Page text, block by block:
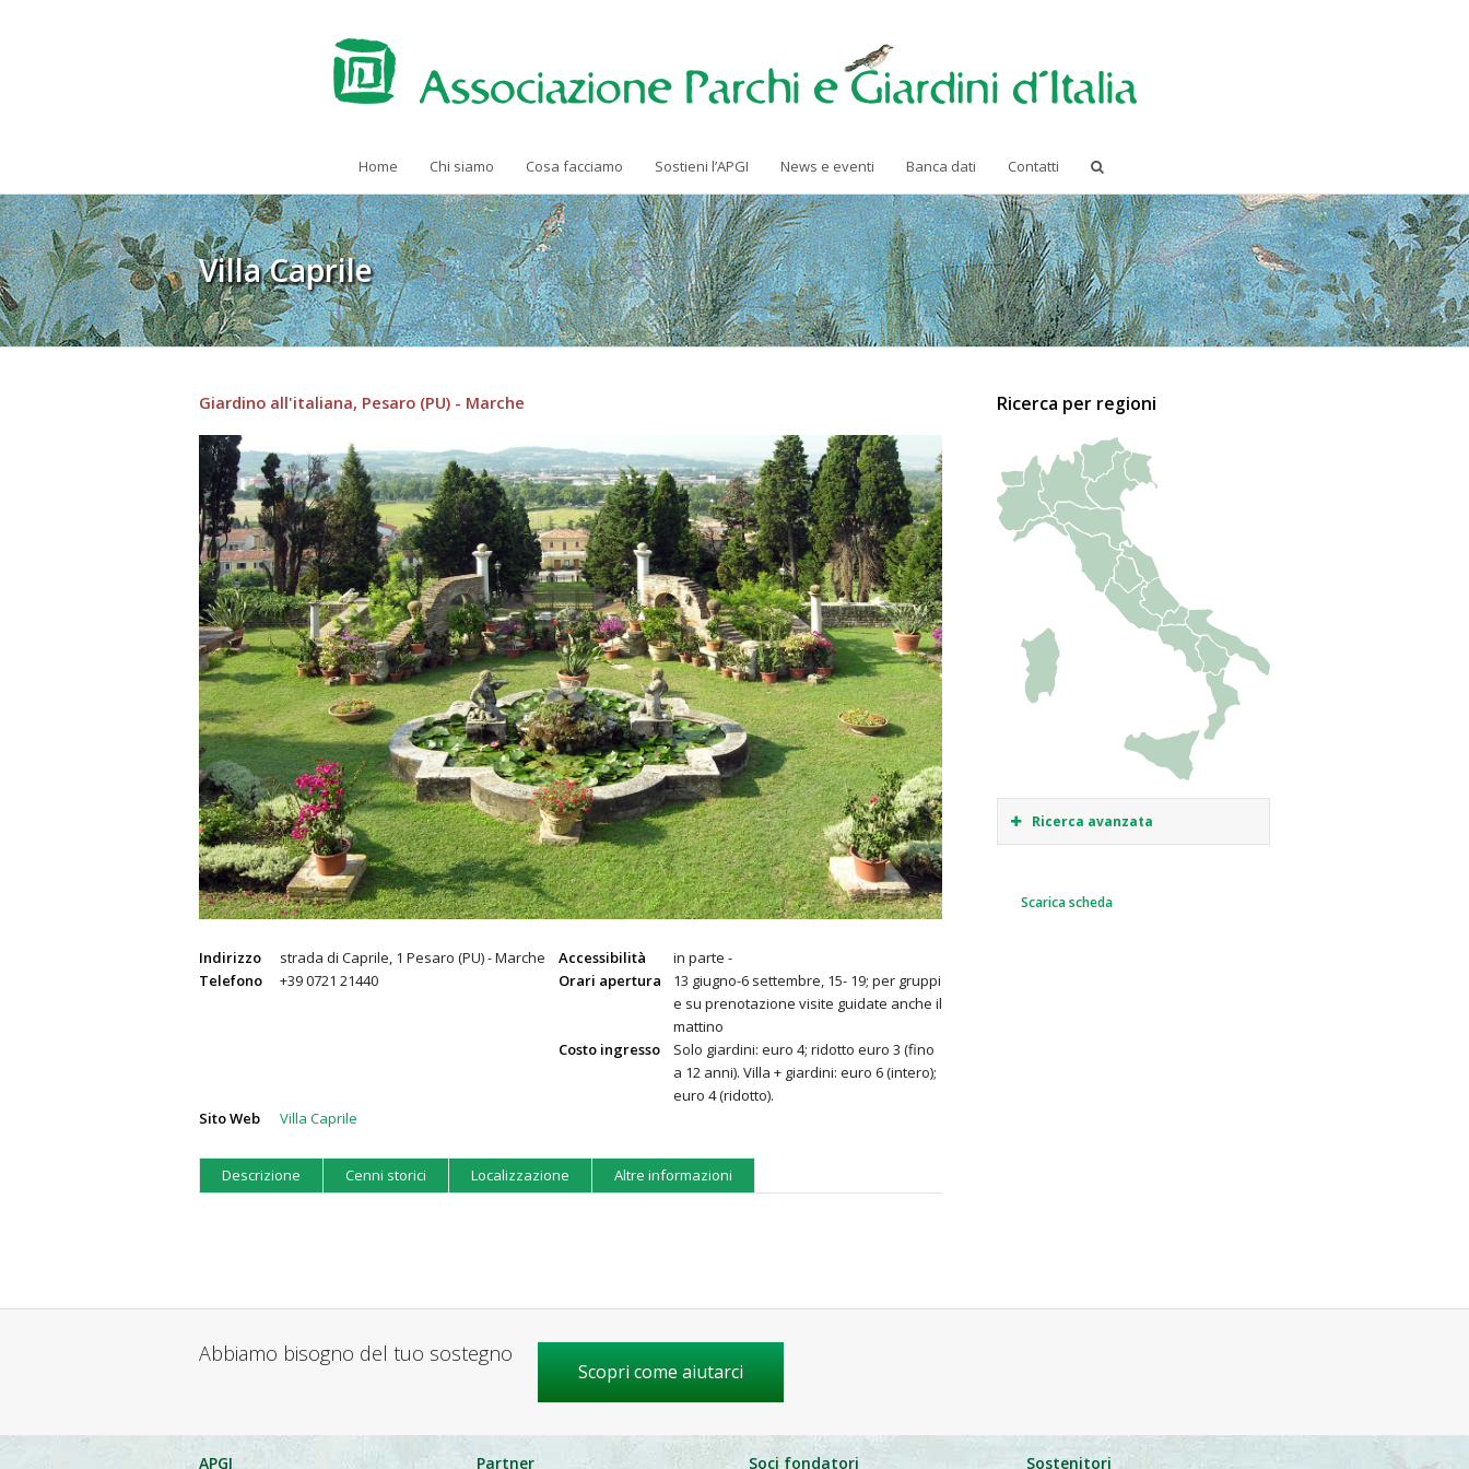
Home Chi siamo Cosa facciamo Sostieni l’APGI News e eventi Banca dati Contatti
Villa Caprile
Giardino all'italiana, Pesaro (PU) - Marche
Indirizzo strada di Caprile, 1 Pesaro (PU) - Marche Accessibilità
in parte -
Telefono
+39 0721 21440 Orari apertura
13 giugno-6 settembre, 15- 19; per gruppi
e su prenotazione visite guidate anche il
mattino
Costo ingresso
Solo giardini: euro 4; ridotto euro 3 (fino
a 12 anni). Villa + giardini: euro 6 (intero);
euro 4 (ridotto).
Sito Web
Villa Caprile
Descrizione Cenni storici Localizzazione Altre informazioni
Ricerca per regioni
Ricerca avanzata
Scarica scheda
Abbiamo bisogno del tuo sostegno
Scopri come aiutarci
APGI Partner Soci fondatori Sostenitori